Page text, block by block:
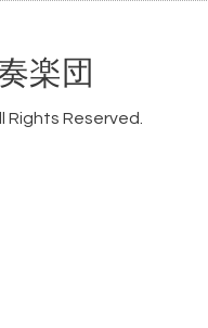
楽団
Rights Reserved.